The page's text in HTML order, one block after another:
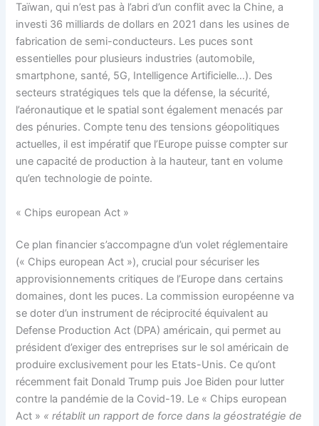
Taïwan, qui n’est pas à l’abri d’un conflit avec la Chine, a
investi 36 milliards de dollars en 2021 dans les usines de
fabrication de semi-conducteurs. Les puces sont
essentielles pour plusieurs industries (automobile,
smartphone, santé, 5G, Intelligence Artificielle…). Des
secteurs stratégiques tels que la défense, la sécurité,
l’aéronautique et le spatial sont également menacés par
des pénuries. Compte tenu des tensions géopolitiques
actuelles, il est impératif que l’Europe puisse compter sur
une capacité de production à la hauteur, tant en volume
qu’en technologie de pointe.
« Chips european Act »
Ce plan financier s’accompagne d’un volet réglementaire
(« Chips european Act »), crucial pour sécuriser les
approvisionnements critiques de l’Europe dans certains
domaines, dont les puces. La commission européenne va
se doter d’un instrument de réciprocité équivalent au
Defense Production Act (DPA) américain, qui permet au
président d’exiger des entreprises sur le sol américain de
produire exclusivement pour les Etats-Unis. Ce qu’ont
récemment fait Donald Trump puis Joe Biden pour lutter
contre la pandémie de la Covid-19. Le « Chips european
Act » « rétablit un rapport de force dans la géostratégie de